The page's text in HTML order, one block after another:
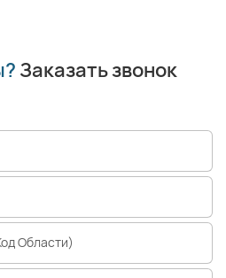
Заказать звонок
Области)